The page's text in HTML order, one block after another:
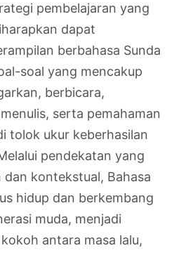
pembelajaran yang
dapat
berbahasa Sunda
soal yang mencakup
berbicara,
serta pemahaman
tolok ukur keberhasilan
pendekatan yang
dan kontekstual, Bahasa
hidup dan berkembang
muda, menjadi
antara masa lalu,